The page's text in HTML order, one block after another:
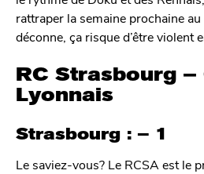
rattraper la semaine prochaine
déconne, ça risque d’être violent
RC Strasbourg
Lyonnais
Strasbourg : – 1
Le saviez-vous? Le RCSA est le